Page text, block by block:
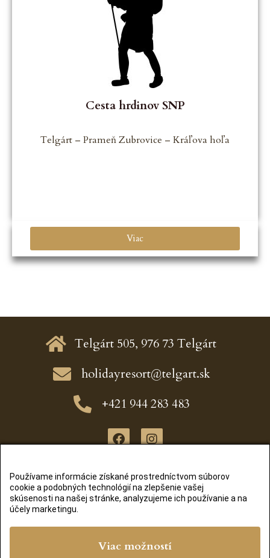
Cesta hrdinov SNP
Telgárt – Prameň Zubrovice – Kráľova hoľa
Viac
Telgárt 505, 976 73 Telgárt
holidayresort@telgart.sk
+421 944 283 483
EDELWEISS projekt s.r.o.
Telgárt 505, 976 73 Telgárt
IČO: 44 006 535
© 2020 – 2026 Telgart.sk, vytvorilLukáš Šleboda
Používame informácie získané prostredníctvom súborov
cookie a podobných technológií na zlepšenie vašej
skúsenosti na našej stránke, analyzujeme ich používanie a na
účely marketingu.
Viac možností